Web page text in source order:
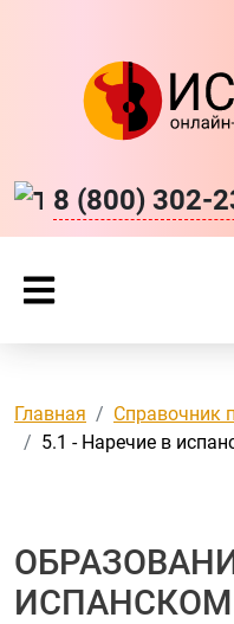
8 (800) 302-
Главная
Справочник
5.1 - Наречие в
ИСПАНСКОМ